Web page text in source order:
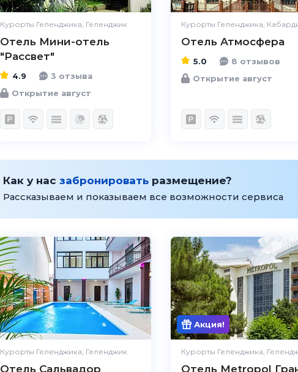
Курорты Геленджика, Геленджик
Отель Мини-отель
"Рассвет"
Цена / качество Отлично
Персонал Великолепно
4.9
3 отзыва
Открытие август
Курорты Геленджика,
Отель Атмосфера
5.0
8 отзывов
Открытие август
Как у нас забронироватьразмещение?
Рассказываем и показываем все возможности сервиса
Курорты Геленджика, Геленджик
Отель Сальвадор
Акция!
Курорты Геленджика,
Отель Metropol